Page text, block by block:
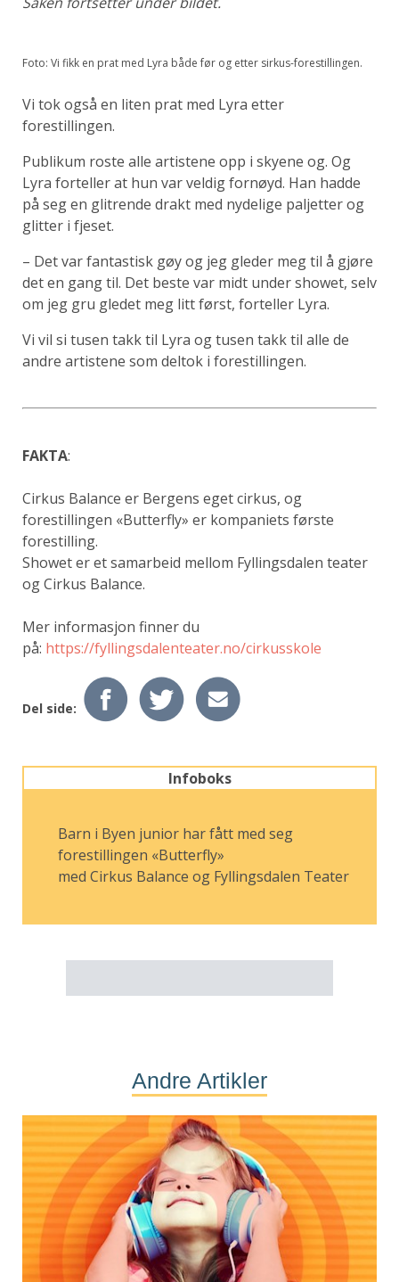
Foto: Vi fikk en prat med Lyra både før og etter sirkus-forestillingen.
Vi tok også en liten prat med Lyra etter
forestillingen.
Publikum roste alle artistene opp i skyene og. Og
Lyra forteller at hun var veldig fornøyd. Han hadde
på seg en glitrende drakt med nydelige paljetter og
glitter i fjeset.
– Det var fantastisk gøy og jeg gleder meg til å gjøre
det en gang til. Det beste var midt under showet, selv
om jeg gru gledet meg litt først, forteller Lyra.
Vi vil si tusen takk til Lyra og tusen takk til alle de
andre artistene som deltok i forestillingen.
FAKTA:
Cirkus Balance er Bergens eget cirkus, og
forestillingen «Butterfly» er kompaniets første
forestilling.
Showet er et samarbeid mellom Fyllingsdalen teater
og Cirkus Balance.
Mer informasjon finner du
på: https://fyllingsdalenteater.no/cirkusskole
Del side:
Infoboks
Barn i Byen junior har fått med seg
forestillingen «Butterfly»
med Cirkus Balance og Fyllingsdalen Teater
Andre Artikler